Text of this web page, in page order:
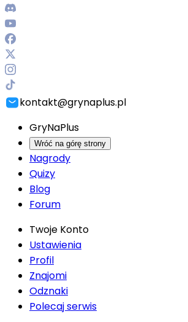
kontakt@grynaplus.pl
GryNaPlus
Wróć na górę strony
Nagrody
Quizy
Blog
Forum
Twoje Konto
Ustawienia
Profil
Znajomi
Odznaki
Polecaj serwis